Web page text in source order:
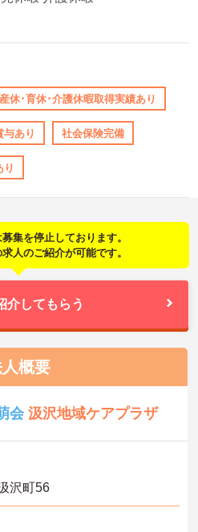
産休･育休･介護休暇取得実績あり
与あり 社会保険完備
り
集を停止しております。
人のご紹介が可能です。
介してもらう
概要
会汲沢地域ケアプラザ
沢町56